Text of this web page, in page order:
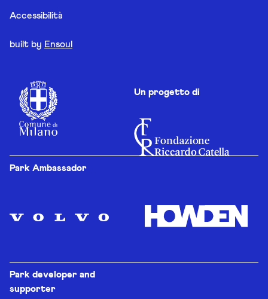
Accessibilità
built by Ensoul
Un progetto di
Park Ambassador
Park developer and
supporter